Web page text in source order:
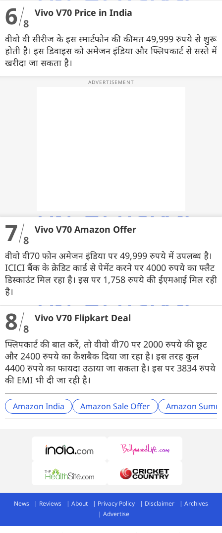
6 8
Vivo V70 Price in India
वीवो वी सीरीज के इस स्मार्टफोन की कीमत 49,999 रुपये से शुरू
होती है। इस डिवाइस को अमेजन इंडिया और फ्लिपकार्ट से सस्ते में
खरीदा जा सकता है।
7 8
Vivo V70 Amazon Offer
वीवो वी70 फोन अमेजन इंडिया पर 49,999 रुपये में उपलब्ध है।
ICICI बैंक के क्रेडिट कार्ड से पेमेंट करने पर 4000 रुपये का फ्लैट
डिस्काउंट मिल रहा है। इस पर 1,758 रुपये की ईएमआई मिल रही
है।
8 8
Vivo V70 Flipkart Deal
फ्लिपकार्ट की बात करें, तो वीवो वी70 पर 2000 रुपये की छूट
और 2400 रुपये का कैशबैक दिया जा रहा है। इस तरह कुल
4400 रुपये का फायदा उठाया जा सकता है। इस पर 3834 रुपये
की EMI भी दी जा रही है।
Amazon India Amazon Sale Offer Amazon
News Reviews About Privacy Policy Disclaimer
Archives
Advertise